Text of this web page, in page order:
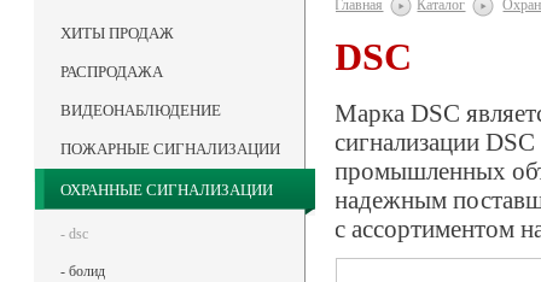
ХИТЫ ПРОДАЖ
РАСПРОДАЖА
ВИДЕОНАБЛЮДЕНИЕ
ПОЖАРНЫЕ СИГНАЛИЗАЦИИ
ОХРАННЫЕ СИГНАЛИЗАЦИИ
- dsc
- болид
Главная Каталог
DSC
Марка DSC
сигнализации
промышленных
надежным
с ассортиментом